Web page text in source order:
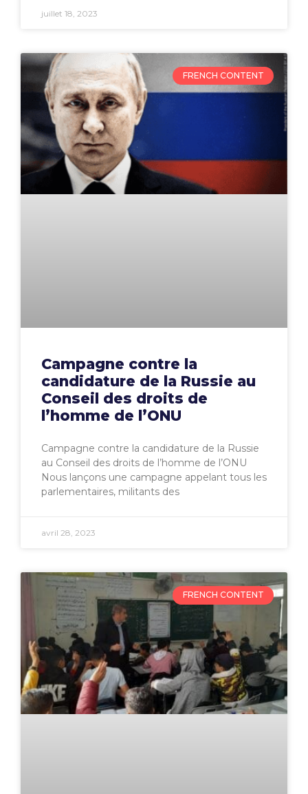
juillet 18, 2023
FRENCH CONTENT
Campagne contre la
candidature de la Russie au
Conseil des droits de
l’homme de l’ONU
Campagne contre la candidature de la Russie
au Conseil des droits de l’homme de l’ONU
Nous lançons une campagne appelant tous les
parlementaires, militants des
avril 28, 2023
FRENCH CONTENT